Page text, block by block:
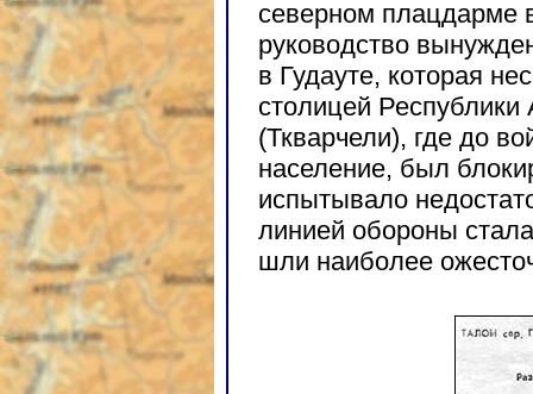
северном плацдарме
руководство
в Гудауте, которая
столицей Республики
(Ткварчели), где до
население, был
испытывало
линией обороны
шли наиболее